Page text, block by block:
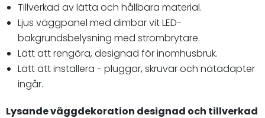
Tillverkad av lätta och hållbara material.
Ljus väggpanel med dimbar vit LED-
bakgrundsbelysning med strömbrytare.
Lätt att rengöra, designad för inomhusbruk.
Lätt att installera - pluggar, skruvar och nätadapter
ingår.
Lysande väggdekoration designad och tillverkad